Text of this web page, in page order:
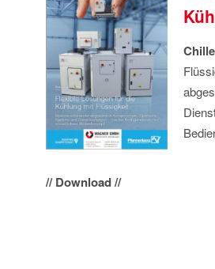
// Download //